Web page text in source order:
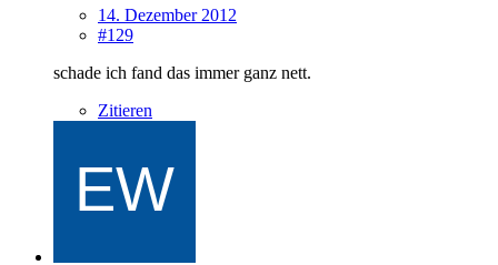
14. Dezember 2012
#129
schade ich fand das immer ganz nett.
Zitieren